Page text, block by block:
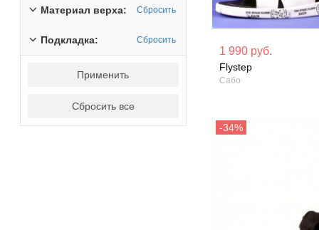
Материал верха: Сбросить
Подкладка: Сбросить
Применить
Сбросить все
Материал вверха: Натуральная
1 990 руб.
Flystep
Сабо
Материал
кожа